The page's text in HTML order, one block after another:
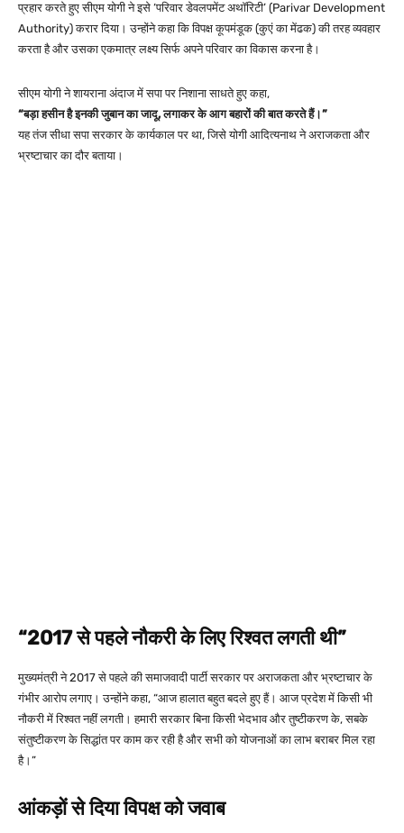
प्रहार करते हुए सीएम योगी ने इसे ‘परिवार डेवलपमेंट अथॉरिटी’ (Parivar Development
Authority) करार दिया। उन्होंने कहा कि विपक्ष कूपमंडूक (कुएं का मेंढक) की तरह व्यवहार
करता है और उसका एकमात्र लक्ष्य सिर्फ अपने परिवार का विकास करना है।
सीएम योगी ने शायराना अंदाज में सपा पर निशाना साधते हुए कहा,
“बड़ा हसीन है इनकी जुबान का जादू, लगाकर के आग बहारों की बात करते हैं।”
यह तंज सीधा सपा सरकार के कार्यकाल पर था, जिसे योगी आदित्यनाथ ने अराजकता और
भ्रष्टाचार का दौर बताया।
“2017 से पहले नौकरी के लिए रिश्वत लगती थी”
मुख्यमंत्री ने 2017 से पहले की समाजवादी पार्टी सरकार पर अराजकता और भ्रष्टाचार के
गंभीर आरोप लगाए। उन्होंने कहा, “आज हालात बहुत बदले हुए हैं। आज प्रदेश में किसी भी
नौकरी में रिश्वत नहीं लगती। हमारी सरकार बिना किसी भेदभाव और तुष्टीकरण के, सबके
संतुष्टीकरण के सिद्धांत पर काम कर रही है और सभी को योजनाओं का लाभ बराबर मिल रहा
है।”
आंकड़ों से दिया विपक्ष को जवाब